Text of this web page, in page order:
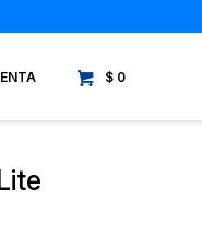
$ 0